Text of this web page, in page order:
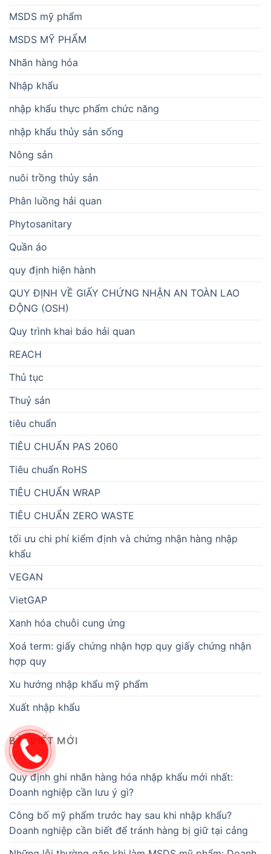
MSDS mỹ phẩm
MSDS MỸ PHẨM
Nhãn hàng hóa
Nhập khẩu
nhập khẩu thực phẩm chức năng
nhập khẩu thủy sản sống
Nông sản
nuôi trồng thủy sản
Phân luồng hải quan
Phytosanitary
Quần áo
quy định hiện hành
QUY ĐỊNH VỀ GIẤY CHỨNG NHẬN AN TOÀN LAO
ĐỘNG (OSH)
Quy trình khai báo hải quan
REACH
Thủ tục
Thuỷ sản
tiêu chuẩn
TIÊU CHUẨN PAS 2060
Tiêu chuẩn RoHS
TIÊU CHUẨN WRAP
TIÊU CHUẨN ZERO WASTE
tối ưu chi phí kiểm định và chứng nhận hàng nhập
khẩu
VEGAN
VietGAP
Xanh hóa chuỗi cung ứng
Xoá term: giấy chứng nhận hợp quy giấy chứng nhận
hợp quy
Xu hướng nhập khẩu mỹ phẩm
Xuất nhập khẩu
BÀI VIẾT MỚI
Quy định ghi nhãn hàng hóa nhập khẩu mới nhất:
Doanh nghiệp cần lưu ý gì?
Công bố mỹ phẩm trước hay sau khi nhập khẩu?
Doanh nghiệp cần biết để tránh hàng bị giữ tại cảng